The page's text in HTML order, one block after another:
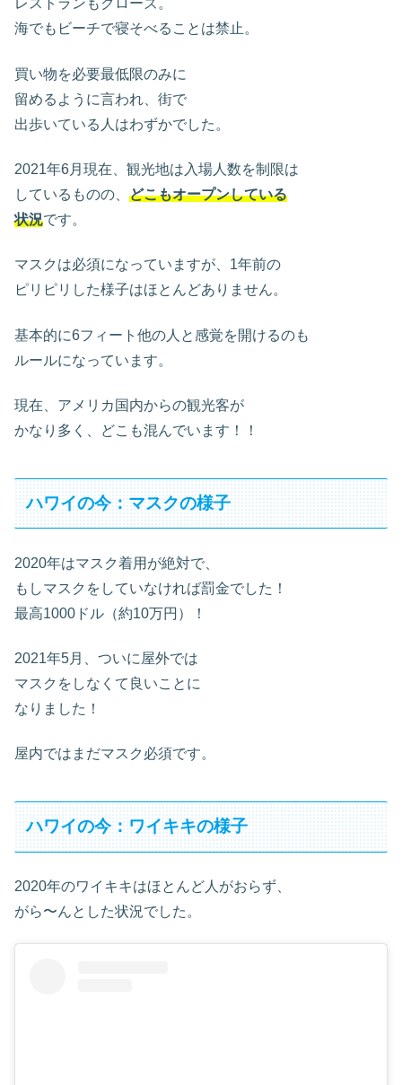
レストランもクローズ。
海でもビーチで寝そべることは禁止。
買い物を必要最低限のみに
留めるように言われ、街で
出歩いている人はわずかでした。
2021年6月現在、観光地は入場人数を制限は
しているものの、 どこもオープンしている
状況です。
マスクは必須になっていますが、1年前の
ピリピリした様子はほとんどありません。
基本的に6フィート他の人と感覚を開けるのも
ルールになっています。
現在、アメリカ国内からの観光客が
かなり多く、どこも混んでいます！！
ハワイの今：マスクの様子
2020年はマスク着用が絶対で、
もしマスクをしていなければ罰金でした！
最高1000ドル（約10万円）！
2021年5月、ついに屋外では
マスクをしなくて良いことに
なりました！
屋内ではまだマスク必須です。
ハワイの今：ワイキキの様子
2020年のワイキキはほとんど人がおらず、
がら〜んとした状況でした。